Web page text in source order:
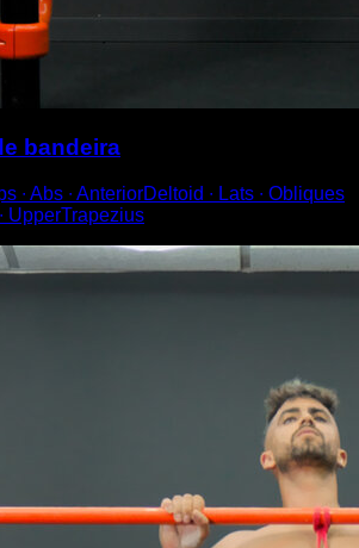
bandeira
∙ Abs ∙ AnteriorDeltoid ∙ Lats ∙ Obliques
UpperTrapezius